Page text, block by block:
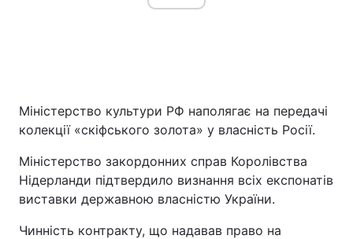
Міністерство культури РФ наполягає на передачі
колекції «скіфського золота» у власність Росії.
Міністерство закордонних справ Королівства
Нідерланди підтвердило визнання всіх експонатів
виставки державною власністю України.
Чинність контракту, що надавав право на